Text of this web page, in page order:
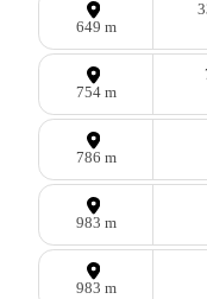
649 m
754 m
786 m
983 m
983 m